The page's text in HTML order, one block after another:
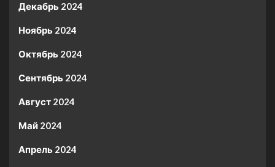
Декабрь 2024
Ноябрь 2024
Октябрь 2024
Сентябрь 2024
Август 2024
Май 2024
Апрель 2024